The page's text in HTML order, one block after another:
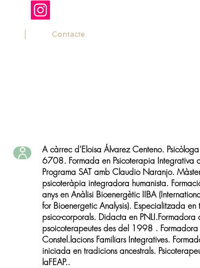
Contacte
A càrrec d'Eloisa Álvarez Centeno.
6708. Formada en Psicoterapia Integrativa
Programa SAT amb Claudio Naranjo.
psicoteràpia integradora humanista.
anys en Anàlisi Bioenergètic IIBA
for Bioenergetic Analysis). Especialitzada en
psico-corporals. Didacta en PNLI.Formadora
psoicoterapeutes des del 1998 .
Constel.lacions Familiars Integratives.
iniciada en tradicions ancestrals.
laFEAP..